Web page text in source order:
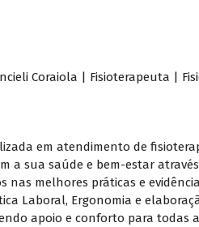
Coraiola | Fisioterapeuta |
em atendimento de
a sua saúde e bem-estar
nas melhores práticas e
Laboral, Ergonomia e
apoio e conforto para todas